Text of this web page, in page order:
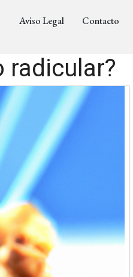
Aviso Legal Contacto
radicular?